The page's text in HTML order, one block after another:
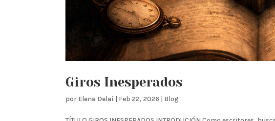
Giros Inesperados
por Elena Delaí | Feb 22, 2026 | Blog